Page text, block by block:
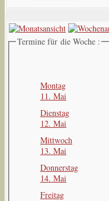
Termine für die Woche :
Montag
11. Mai
Dienstag
12. Mai
Mittwoch
13. Mai
Donnerstag
14. Mai
Freitag